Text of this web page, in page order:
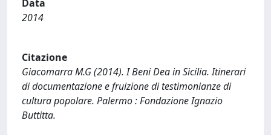
Data
2014
Citazione
Giacomarra M.G (2014). I Beni Dea in Sicilia. Itinerari
di documentazione e fruizione di testimonianze di
cultura popolare. Palermo : Fondazione Ignazio
Buttitta.